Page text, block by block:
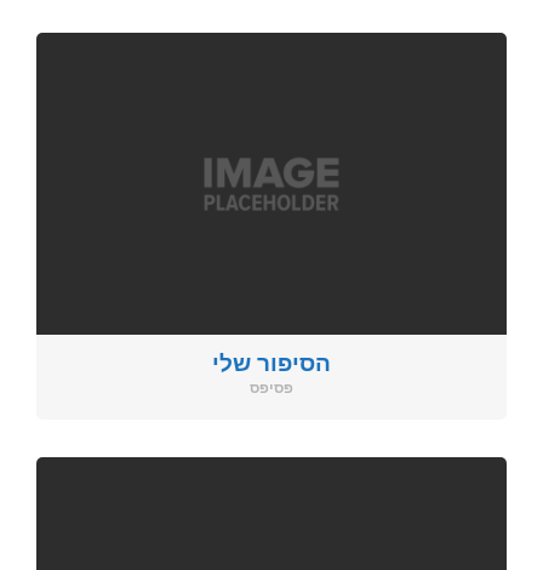
הסיפור שלי
פסיפס